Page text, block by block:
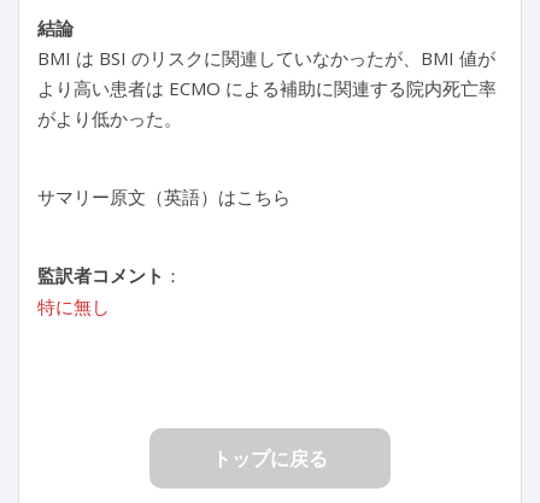
結論
BMI は BSI のリスクに関連していなかったが、BMI 値が
より高い患者は ECMO による補助に関連する院内死亡率
がより低かった。
サマリー原文（英語）はこちら
監訳者コメント ：
特に無し
トップに戻る